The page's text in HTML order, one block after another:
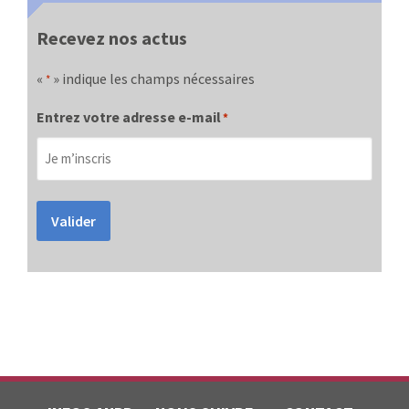
Recevez nos actus
« * » indique les champs nécessaires
Entrez votre adresse e-mail*
Valider